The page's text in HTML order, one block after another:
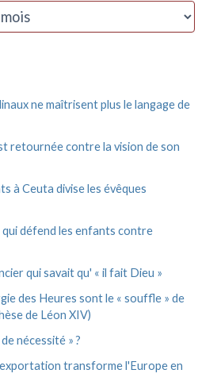
ne maîtrisent plus le langage de
retournée contre la vision de son
à Ceuta divise les évêques
qui défend les enfants contre
qui savait qu' « il fait Dieu »
des Heures sont le « souffle » de
de Léon XIV)
nécessité » ?
transforme l'Europe en